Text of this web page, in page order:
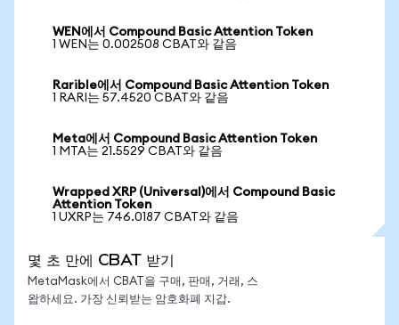
WEN에서 Compound Basic Attention Token
1 WEN는 0.002508 CBAT와 같음
Rarible에서 Compound Basic Attention Token
1 RARI는 57.4520 CBAT와 같음
Meta에서 Compound Basic Attention Token
1 MTA는 21.5529 CBAT와 같음
Wrapped XRP (Universal)에서 Compound Basic
Attention Token
1 UXRP는 746.0187 CBAT와 같음
몇 초 만에 CBAT 받기
MetaMask에서 CBAT을 구매, 판매, 거래, 스
왑하세요. 가장 신뢰받는 암호화폐 지갑.